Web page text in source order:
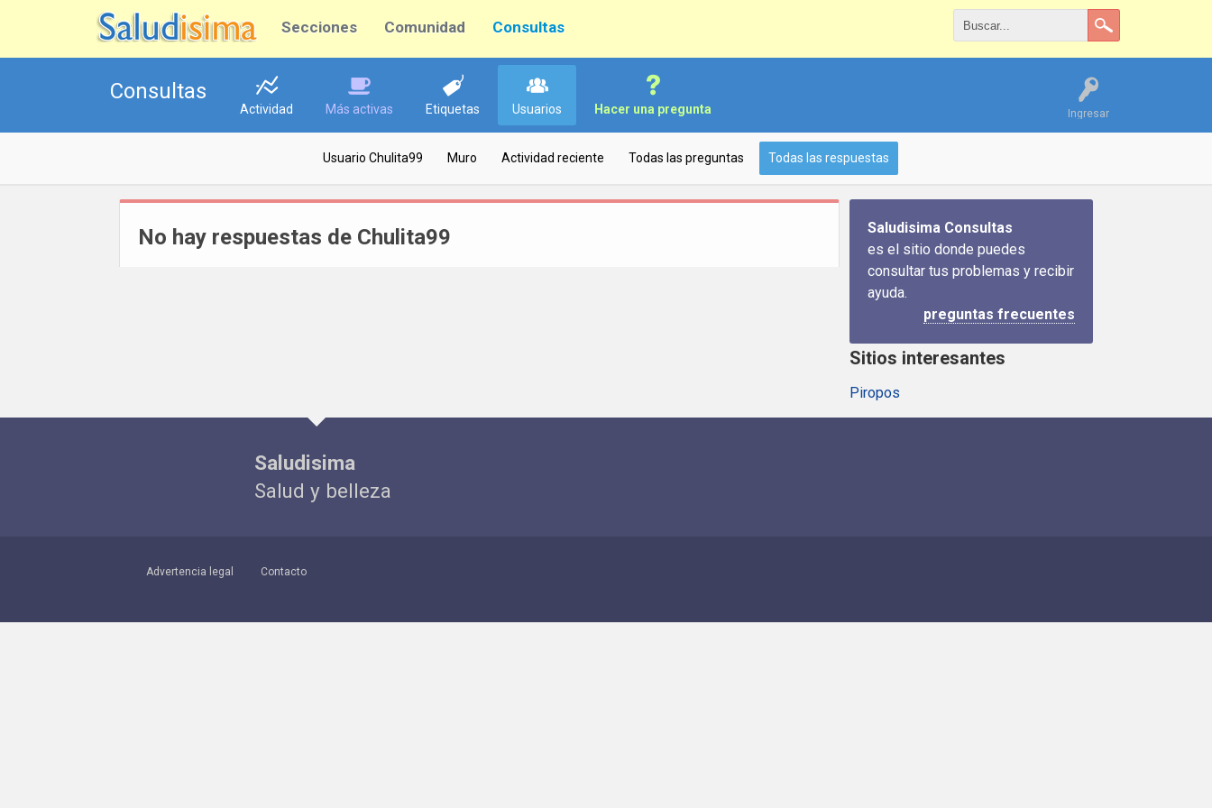
Secciones Comunidad Consultas
Ingresar
Consultas
Actividad Más activas Etiquetas Usuarios Hacer una pregunta
Usuario Chulita99 Muro Actividad reciente Todas las preguntas Todas las respuestas
No hay respuestas de Chulita99
Saludisima Consultas
es el sitio donde puedes
consultar tus problemas y recibir
ayuda.
preguntas frecuentes
Sitios interesantes
Piropos
Saludisima
Salud y belleza
Advertencia legal Contacto